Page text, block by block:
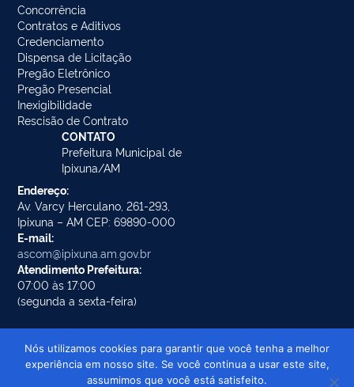
Concorrência
Contratos e Aditivos
Credenciamento
Dispensa de Licitação
Pregão Eletrônico
Pregão Presencial
Inexigibilidade
Rescisão de Contrato
CONTATO
Prefeitura Municipal de
Ipixuna/AM
Endereço:
Av. Varcy Herculano, 261-293,
Ipixuna – AM CEP: 69890-000
E-mail:
ascom@ipixuna.am.gov.br
Atendimento Prefeitura:
07:00 às 17:00
(segunda a sexta-feira)
Prefeitura Municipal de Ipixuna/AM ©
Nós utilizamos cookies para garantir que você tenha a melhor
experiência em nosso site. Se você continua a usar este site,
assumimos que você está satisfeito.